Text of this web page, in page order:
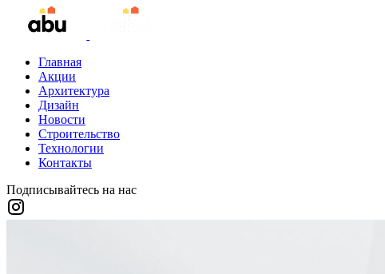
Главная
Акции
Архитектура
Дизайн
Новости
Строительство
Технологии
Контакты
Подписывайтесь на нас